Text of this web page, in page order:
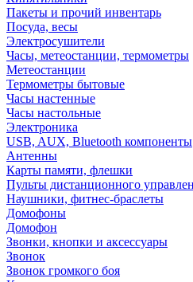
Пакеты и прочий инвентарь
Посуда, весы
Электросушители
Часы, метеостанции, термометры
Метеостанции
Термометры бытовые
Часы настенные
Часы настольные
Электроника
USB, AUX, Bluetooth компоненты
Антенны
Карты памяти, флешки
Пульты дистанционного
Наушники, фитнес-браслеты
Домофоны
Домофон
Звонки, кнопки и аксессуары
Звонок
Звонок громкого боя